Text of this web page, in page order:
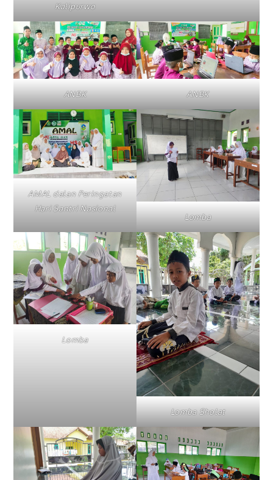
Kalipurwo
ANBK ANBK
AMAL dalan Peringatan
Hari Santri Nasional
Lomba
Lomba
Lomba Sholat